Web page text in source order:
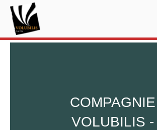
Skip
content
Home
COMPAGNIE
VOLUBILIS -